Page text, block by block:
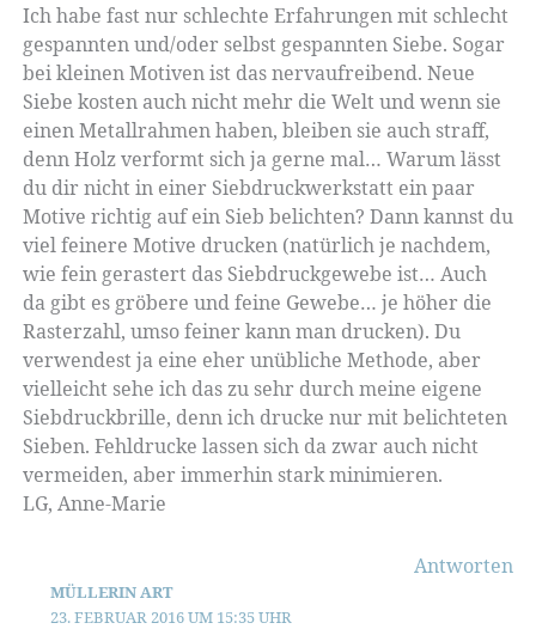
Ich habe fast nur schlechte Erfahrungen mit schlecht
gespannten und/oder selbst gespannten Siebe. Sogar
bei kleinen Motiven ist das nervaufreibend. Neue
Siebe kosten auch nicht mehr die Welt und wenn sie
einen Metallrahmen haben, bleiben sie auch straff,
denn Holz verformt sich ja gerne mal… Warum lässt
du dir nicht in einer Siebdruckwerkstatt ein paar
Motive richtig auf ein Sieb belichten? Dann kannst du
viel feinere Motive drucken (natürlich je nachdem,
wie fein gerastert das Siebdruckgewebe ist… Auch
da gibt es gröbere und feine Gewebe… je höher die
Rasterzahl, umso feiner kann man drucken). Du
verwendest ja eine eher unübliche Methode, aber
vielleicht sehe ich das zu sehr durch meine eigene
Siebdruckbrille, denn ich drucke nur mit belichteten
Sieben. Fehldrucke lassen sich da zwar auch nicht
vermeiden, aber immerhin stark minimieren.
LG, Anne-Marie
Antworten
MÜLLERIN ART
23. FEBRUAR 2016 UM 15:35 UHR